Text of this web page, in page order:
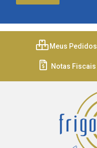
Meus Pedidos
Notas Fiscais